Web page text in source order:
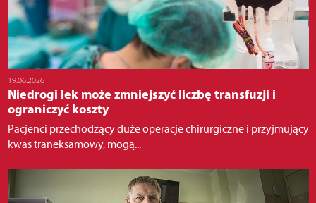
19.06.2026
Niedrogi lek może zmniejszyć liczbę transfuzji i
ograniczyć koszty
Pacjenci przechodzący duże operacje chirurgiczne i przyjmujący
kwas traneksamowy, mogą...